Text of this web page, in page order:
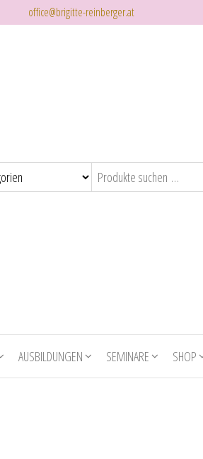
office@brigitte-reinberger.at
AUSBILDUNGEN SEMINARE SHOP